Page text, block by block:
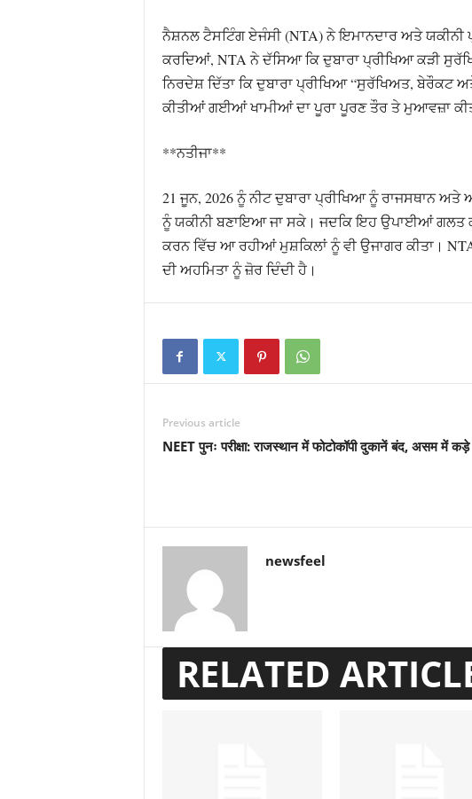
ਨੈਸ਼ਨਲ ਟੈਸਟਿੰਗ ਏਜੰਸੀ (NTA) ਨੇ ਇਮਾਨਦਾਰ ਅਤੇ
ਕਰਦਿਆਂ, NTA ਨੇ ਦੱਸਿਆ ਕਿ ਦੁਬਾਰਾ ਪ੍ਰੀਖਿਆ ਕੜੀ
ਨਿਰਦੇਸ਼ ਦਿੱਤਾ ਕਿ ਦੁਬਾਰਾ ਪ੍ਰੀਖਿਆ “ਸੁਰੱਖਿਅਤ, ਬੇਰੌਕਟ
ਕੀਤੀਆਂ ਗਈਆਂ ਖਾਮੀਆਂ ਦਾ ਪੂਰਾ ਪੂਰਣ ਤੌਰ ਤੇ ਮੁਆਵਜ਼ਾ
**ਨਤੀਜਾ**
21 ਜੂਨ, 2026 ਨੂੰ ਨੀਟ ਦੁਬਾਰਾ ਪ੍ਰੀਖਿਆ ਨੂੰ ਰਾਜਸਥਾਨ
ਨੂੰ ਯਕੀਨੀ ਬਣਾਇਆ ਜਾ ਸਕੇ। ਜਦਕਿ ਇਹ ਉਪਾਈਆਂ ਗਲਤ
ਕਰਨ ਵਿੱਚ ਆ ਰਹੀਆਂ ਮੁਸ਼ਕਿਲਾਂ ਨੂੰ ਵੀ ਉਜਾਗਰ ਕੀਤਾ।
ਦੀ ਅਹਮਿਤਾ ਨੂੰ ਜ਼ੋਰ ਦਿੰਦੀ ਹੈ।
Previous article
NEET पुनः परीक्षा: राजस्थान में फोटोकॉपी दुकानें बंद, असम में कड़े
newsfeel
RELATED